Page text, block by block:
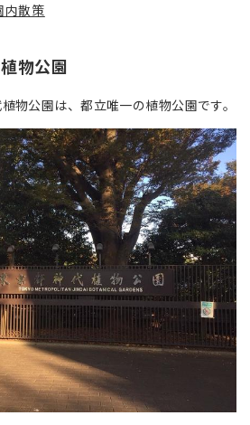
内散策
物公園
物公園は、都立唯一の植物公園です。